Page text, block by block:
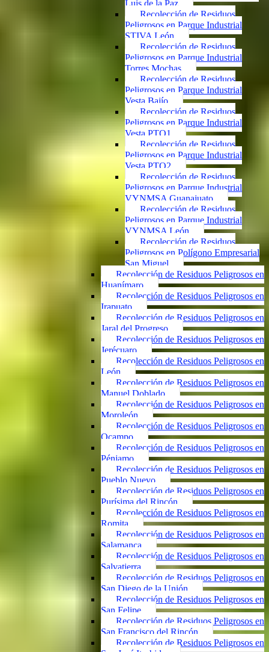
Luis de la Paz
Recolección de Residuos
Peligrosos en Parque Industrial
STIVA León
Recolección de Residuos
Peligrosos en Parque Industrial
Torres Mochas
Recolección de Residuos
Peligrosos en Parque Industrial
Vesta Bajío
Recolección de Residuos
Peligrosos en Parque Industrial
Vesta PTO1
Recolección de Residuos
Peligrosos en Parque Industrial
Vesta PTO2
Recolección de Residuos
Peligrosos en Parque Industrial
VYNMSA Guanajuato
Recolección de Residuos
Peligrosos en Parque Industrial
VYNMSA León
Recolección de Residuos
Peligrosos en Polígono Empresarial
San Miguel
Recolección de Residuos Peligrosos en
Huanímaro
Recolección de Residuos Peligrosos en
Irapuato
Recolección de Residuos Peligrosos en
Jaral del Progreso
Recolección de Residuos Peligrosos en
Jerécuaro
Recolección de Residuos Peligrosos en
León
Recolección de Residuos Peligrosos en
Manuel Doblado
Recolección de Residuos Peligrosos en
Moroleón
Recolección de Residuos Peligrosos en
Ocampo
Recolección de Residuos Peligrosos en
Pénjamo
Recolección de Residuos Peligrosos en
Pueblo Nuevo
Recolección de Residuos Peligrosos en
Purísima del Rincón
Recolección de Residuos Peligrosos en
Romita
Recolección de Residuos Peligrosos en
Salamanca
Recolección de Residuos Peligrosos en
Salvatierra
Recolección de Residuos Peligrosos en
San Diego de la Unión
Recolección de Residuos Peligrosos en
San Felipe
Recolección de Residuos Peligrosos en
San Francisco del Rincón
Recolección de Residuos Peligrosos en